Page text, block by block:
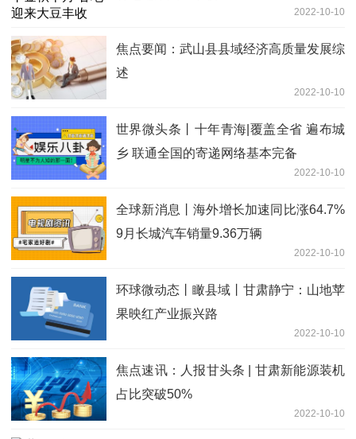
2022-10-10
焦点要闻：武山县县域经济高质量发展综
述
2022-10-10
世界微头条丨十年青海|覆盖全省 遍布城
乡 联通全国的寄递网络基本完备
2022-10-10
全球新消息丨海外增长加速同比涨64.7%
9月长城汽车销量9.36万辆
2022-10-10
环球微动态丨瞰县域丨甘肃静宁：山地苹
果映红产业振兴路
2022-10-10
焦点速讯：人报甘头条 | 甘肃新能源装机
占比突破50%
2022-10-10